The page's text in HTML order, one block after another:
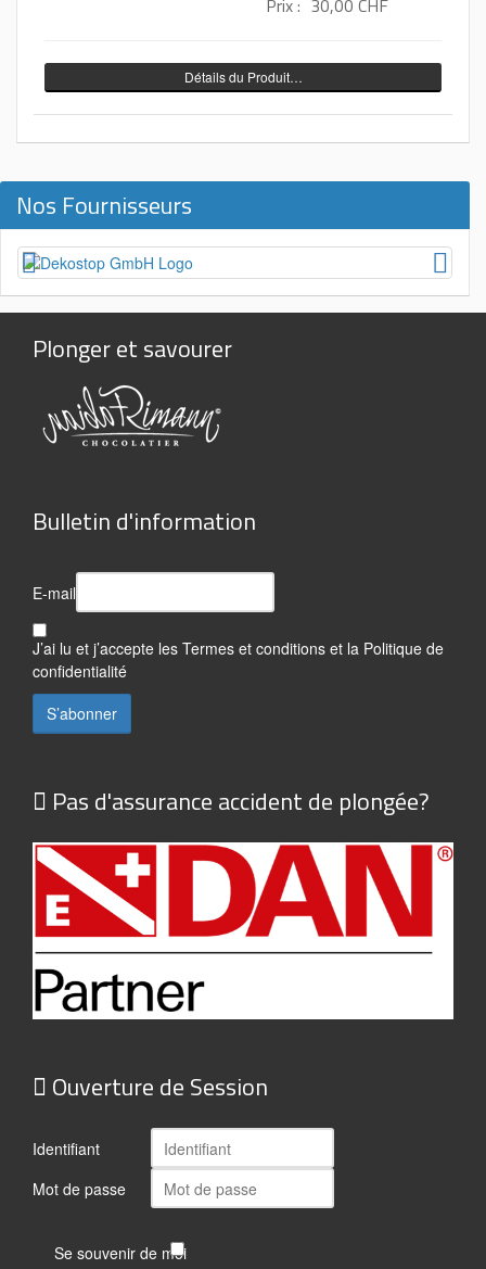
Détails du Produit…
Nos Fournisseurs
Plonger et savourer
Bulletin d'information
E-mail
J’ai lu et j’accepte les Termes et conditions et la Politique de
confidentialité
Pas d'assurance accident de plongée?
Ouverture de Session
Identifiant
Mot de passe
Se souvenir de moi